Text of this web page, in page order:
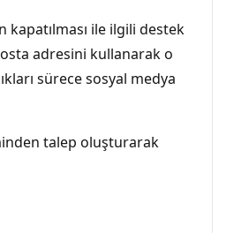
ile ilgili destek
adresini kullanarak o
sürece sosyal medya
talep oluşturarak